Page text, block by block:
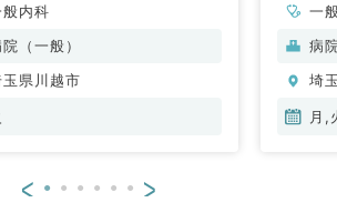
般内科
（一般）
玉県川越市
一
病
埼
月,
< >